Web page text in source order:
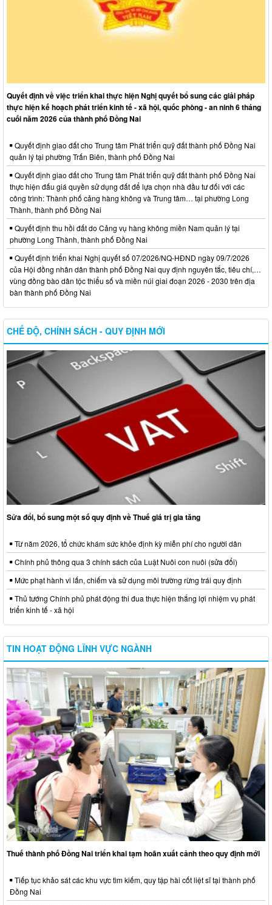
Quyết định về việc triển khai thực hiện Nghị quyết bổ sung các giải pháp
thực hiện kế hoạch phát triển kinh tế - xã hội, quốc phòng - an ninh 6 tháng
cuối năm 2026 của thành phố Đồng Nai
Quyết định giao đất cho Trung tâm Phát triển quỹ đất thành phố Đồng Nai
quản lý tại phường Trấn Biên, thành phố Đồng Nai
Quyết định giao đất cho Trung tâm Phát triển quỹ đất thành phố Đồng Nai
thực hiện đấu giá quyền sử dụng đất để lựa chọn nhà đầu tư đối với các
công trình: Thành phố cảng hàng không và Trung tâm… tại phường Long
Thành, thành phố Đồng Nai
Quyết định thu hồi đất do Cảng vụ hàng không miền Nam quản lý tại
phường Long Thành, thành phố Đồng Nai
Quyết định triển khai Nghị quyết số 07/2026/NQ-HĐND ngày 09/7/2026
của Hội đồng nhân dân thành phố Đồng Nai quy định nguyên tắc, tiêu chí,…
vùng đồng bào dân tộc thiểu số và miền núi giai đoạn 2026 - 2030 trên địa
bàn thành phố Đồng Nai
CHẾ ĐỘ, CHÍNH SÁCH - QUY ĐỊNH MỚI
Sửa đổi, bổ sung một số quy định về Thuế giá trị gia tăng
Từ năm 2026, tổ chức khám sức khỏe định kỳ miễn phí cho người dân
Chính phủ thông qua 3 chính sách của Luật Nuôi con nuôi (sửa đổi)
Mức phạt hành vi lấn, chiếm và sử dụng môi trường rừng trái quy định
Thủ tướng Chính phủ phát động thi đua thực hiện thắng lợi nhiệm vụ phát
triển kinh tế - xã hội
TIN HOẠT ĐỘNG LĨNH VỰC NGÀNH
Thuế thành phố Đồng Nai triển khai tạm hoãn xuất cảnh theo quy định mới
Tiếp tục khảo sát các khu vực tìm kiếm, quy tập hài cốt liệt sĩ tại thành phố
Đồng Nai